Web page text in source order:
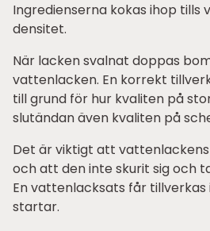
Ingredienserna kokas ihop
densitet.
När lacken svalnat doppas
vattenlacken. En korrekt
till grund för hur kvaliten på
slutändan även kvaliten på
Det är viktigt att
och att den inte skurit sig och
En vattenlacksats får
startar.